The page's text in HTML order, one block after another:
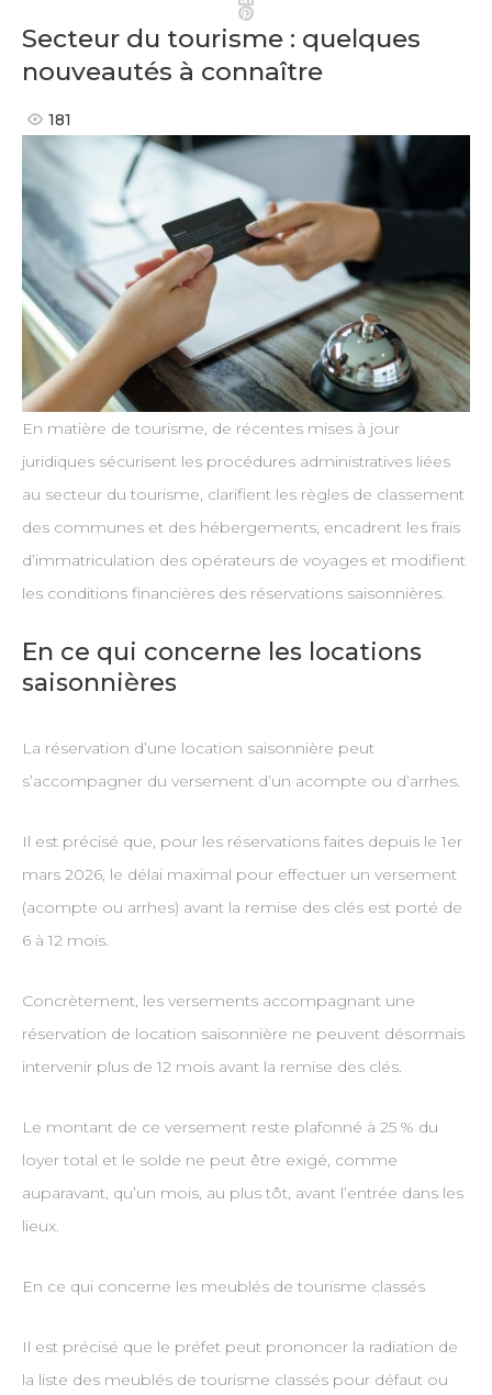
Pinterest
Secteur du tourisme : quelques
nouveautés à connaître
181
En matière de tourisme, de récentes mises à jour
juridiques sécurisent les procédures administratives liées
au secteur du tourisme, clarifient les règles de classement
des communes et des hébergements, encadrent les frais
d’immatriculation des opérateurs de voyages et modifient
les conditions financières des réservations saisonnières.
En ce qui concerne les locations
saisonnières
La réservation d’une location saisonnière peut
s’accompagner du versement d’un acompte ou d’arrhes.
Il est précisé que, pour les réservations faites depuis le 1er
mars 2026, le délai maximal pour effectuer un versement
(acompte ou arrhes) avant la remise des clés est porté de
6 à 12 mois.
Concrètement, les versements accompagnant une
réservation de location saisonnière ne peuvent désormais
intervenir plus de 12 mois avant la remise des clés.
Le montant de ce versement reste plafonné à 25 % du
loyer total et le solde ne peut être exigé, comme
auparavant, qu’un mois, au plus tôt, avant l’entrée dans les
lieux.
En ce qui concerne les meublés de tourisme classés
Il est précisé que le préfet peut prononcer la radiation de
la liste des meublés de tourisme classés pour défaut ou